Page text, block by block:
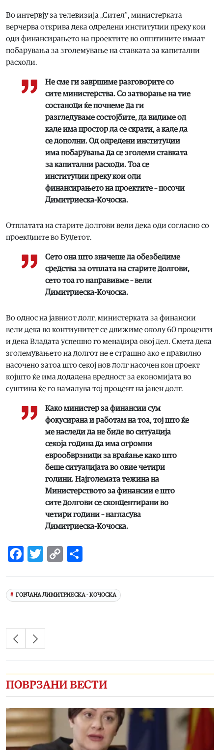
Во интервју за телевизија „Сител“, министерката
верчерва открива дека одредени институции преку кои
оди финансирањето на проектите во општините имаат
побарувања за зголемување на ставката за капитални
расходи.
Не сме ги завршиме разговорите со
сите министерства. Со затворање на тие
состаноци ќе почнеме да ги
разгледуваме состојбите, да видиме од
каде има простор да се скрати, а каде да
се дополни. Од одредени институции
има побарувања да се зголеми ставката
за капитални расходи. Тоа се
институции преку кои оди
финансирањето на проектите – посочи
Димитриеска-Кочоска.
Отплатата на старите долгови вели дека оди согласно со
проекциите во Буџетот.
Сето она што значеше да обезбедиме
средства за отплата на старите долгови,
сето тоа го направивме – вели
Димитриеска-Кочоска.
Во однос на јавниот долг, министерката за финансии
вели дека во контиунитет се движиме околу 60 проценти
и дека Владата успешно го менаџира овој дел. Смета дека
зголемувањето на долгот не е страшно ако е правилно
насочено затоа што секој нов долг насочен кон проект
којшто ќе има додадена вредност за економијата во
суштина ќе го намалува тој процент на јавен долг.
Како министер за финансии сум
фокусирана и работам на тоа, тој што ќе
ме наследи да не биде во ситуација
секоја година да има огромни
еврообврзници за враќање како што
беше ситуацијата во овие четири
години. Најголемата тежина на
Министерството за финансии е што
сите долгови се сконцентирани во
четири години – нагласува
Димитриеска-Кочоска.
Facebook
Twitter
Copy
ГОРДАНА ДИМИТРИЕСКА - КОЧОСКА
ПОВРЗАНИ ВЕСТИ